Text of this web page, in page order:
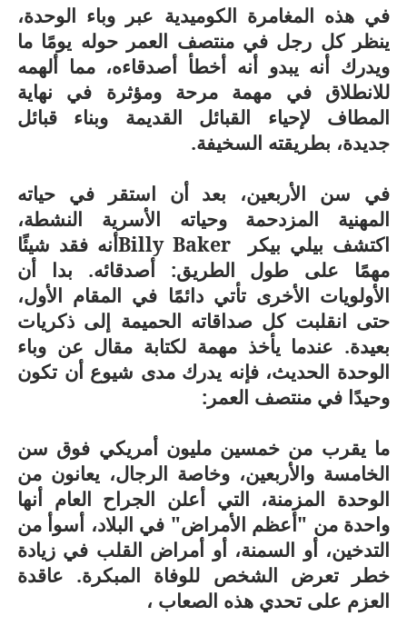
في هذه المغامرة الكوميدية عبر وباء الوحدة،
ينظر كل رجل في منتصف العمر حوله يومًا ما
ويدرك أنه يبدو أنه أخطأ أصدقاءه، مما ألهمه
للانطلاق في مهمة مرحة ومؤثرة في نهاية
المطاف لإحياء القبائل القديمة وبناء قبائل
جديدة، بطريقته السخيفة.
في سن الأربعين، بعد أن استقر في حياته
المهنية المزدحمة وحياته الأسرية النشطة،
اكتشف بيلي بيكر
Billy Bakerأنه فقد شيئًا
مهمًا على طول الطريق: أصدقائه. بدا أن
الأولويات الأخرى تأتي دائمًا في المقام الأول،
حتى انقلبت كل صداقاته الحميمة إلى ذكريات
بعيدة. عندما يأخذ مهمة لكتابة مقال عن وباء
الوحدة الحديث، فإنه يدرك مدى شيوع أن تكون
وحيدًا في منتصف العمر:
ما يقرب من خمسين مليون أمريكي فوق سن
الخامسة والأربعين، وخاصة الرجال، يعانون من
الوحدة المزمنة، التي أعلن الجراح العام أنها
واحدة من "أعظم الأمراض" في البلاد، أسوأ من
التدخين، أو السمنة، أو أمراض القلب في زيادة
خطر تعرض الشخص للوفاة المبكرة. عاقدة
العزم على تحدي هذه الصعاب ،